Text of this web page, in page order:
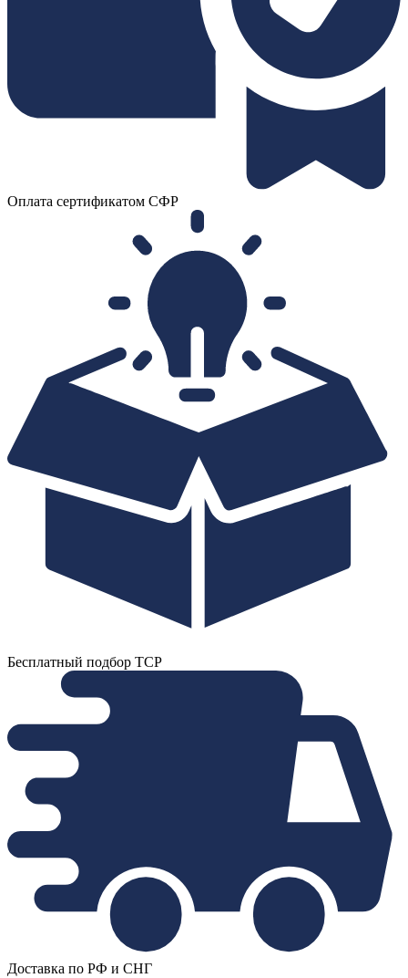
Оплата сертификатом СФР
Бесплатный подбор ТСР
Доставка по РФ и СНГ